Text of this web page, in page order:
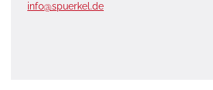
info@spuerkel.de